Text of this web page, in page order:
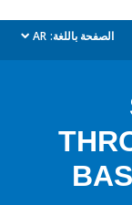
باللغة: AR
dropdown